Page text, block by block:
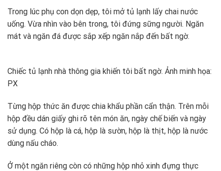
Trong lúc phụ con dọn dẹp, tôi mở tủ lạnh lấy chai nước
uống. Vừa nhìn vào bên trong, tôi đứng sững người. Ngăn
mát và ngăn đá được sắp xếp ngăn nắp đến bất ngờ.
Chiếc tủ lạnh nhà thông gia khiến tôi bất ngờ. Ảnh minh họa:
PX
Từng hộp thức ăn được chia khẩu phần cẩn thận. Trên mỗi
hộp đều dán giấy ghi rõ tên món ăn, ngày chế biến và ngày
sử dụng. Có hộp là cá, hộp là sườn, hộp là thịt, hộp là nước
dùng nấu cháo.
Ở một ngăn riêng còn có những hộp nhỏ xinh đựng thực